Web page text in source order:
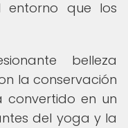
entorno que los
belleza
la conservación
convertido en un
del yoga y la